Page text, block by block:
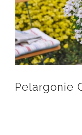
Pelargonie